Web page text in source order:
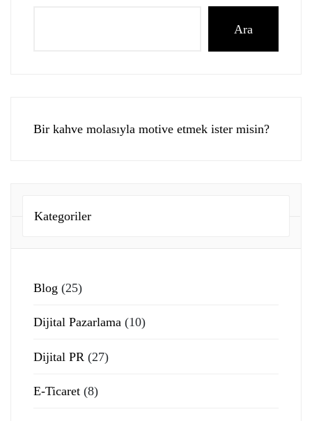
Ara
Bir kahve molasıyla motive etmek ister misin?
Kategoriler
Blog (25)
Dijital Pazarlama (10)
Dijital PR (27)
E-Ticaret (8)